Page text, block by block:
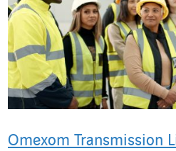
Omexom Transmission